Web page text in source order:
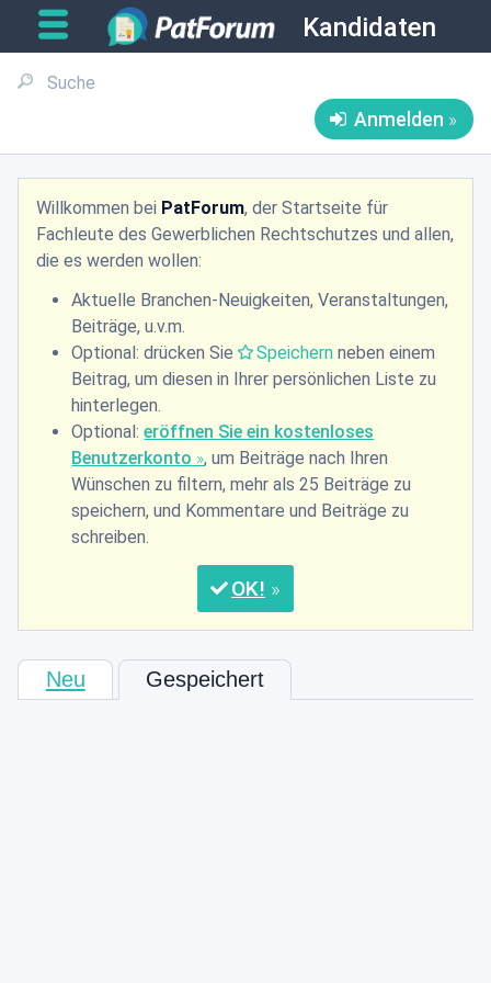
Kandidaten
Anmelden
Willkommen bei PatForum, der Startseite für
Fachleute des Gewerblichen Rechtschutzes und allen,
die es werden wollen:
Aktuelle Branchen-Neuigkeiten, Veranstaltungen,
Beiträge, u.v.m.
Optional: drücken Sie
Speichern neben einem
Beitrag, um diesen in Ihrer persönlichen Liste zu
hinterlegen.
Optional:eröffnen Sie ein kostenloses
Benutzerkonto
, um Beiträge nach Ihren
Wünschen zu filtern, mehr als 25 Beiträge zu
speichern, und Kommentare und Beiträge zu
schreiben.
OK
Neu Gespeichert